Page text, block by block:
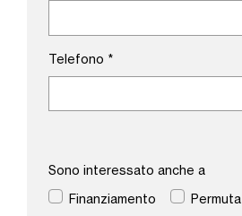
Telefono *
Sono interessato anche a
Finanziamento
Permuta